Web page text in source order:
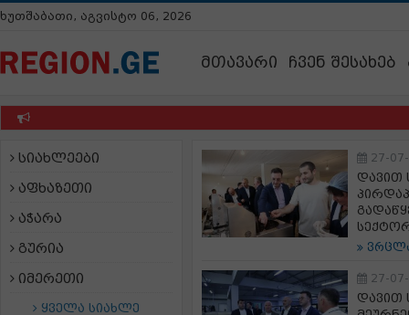
ხუთშაბათი, აგვისტო 06, 2026
მთავარი ჩვენ შესახებ
სიახლეები
აფხაზეთი
აჭარა
გურია
იმერეთი
ყველა სიახლე
27-
დავით
27-
დავით